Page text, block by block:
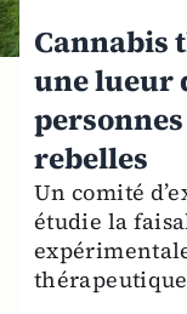
Cannabis
une lueur
rebelles
Un comité
étudie la
thérapeutique